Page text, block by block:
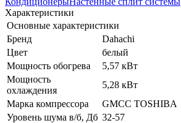
Характеристики
Основные характеристики
Бренд
Dahachi
Цвет
белый
Мощность обогрева
5,57 кВт
Мощность
охлаждения
5,28 кВт
Марка компрессора
GMCC TOSHIBA
Уровень шума в/б, Дб 32-57